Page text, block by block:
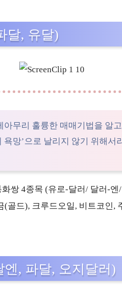
달, 유달)
무리 훌륭한 매매기법을 알
망’으로 날리지 않기 위해서
쌍 4종목 (유로-달러/ 달러-
골드), 크루드오일, 비트코인,
, 파달, 오지달러)